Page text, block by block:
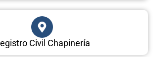
Civil Chapinería